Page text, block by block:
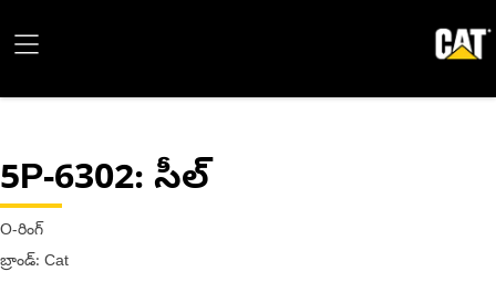
5P-6302: సీల్
O-రింగ్
బ్రాండ్: Cat